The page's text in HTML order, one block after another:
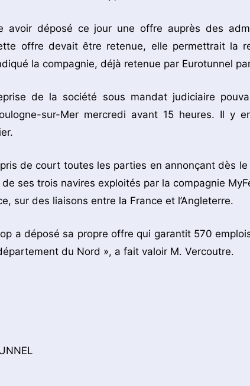
avoir déposé ce jour une offre auprès des
offre devait être retenue, elle permettrait la
la compagnie, déjà retenue par Eurotunnel
de la société sous mandat judiciaire
sur-Mer mercredi avant 15 heures. Il y
de court toutes les parties en annonçant dès
ses trois navires exploités par la compagnie
sur des liaisons entre la France et l’Angleterre.
a déposé sa propre offre qui garantit 570
du Nord », a fait valoir M. Vercoutre.